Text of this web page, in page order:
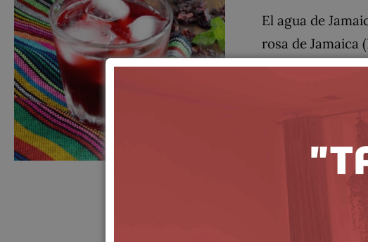
El agua de
rosa de Jamaica
mundo. Tiene
Contiene
incrementa el
ácido cítrico,
cianidina y
en Jamaica,
(frescos,
prepararse